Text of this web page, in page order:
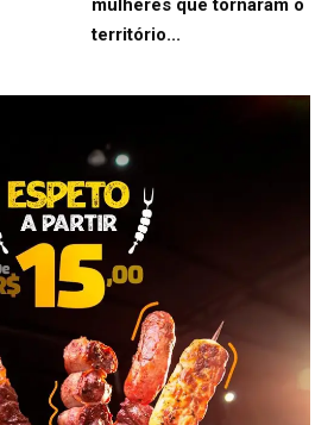
mulheres que tornaram o
território...